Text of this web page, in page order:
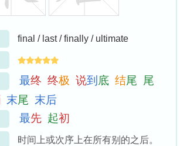
final / last / finally / ultimate
最终 终极 说到 底 结尾
尾
末尾 末后
最先 起初
时间上或次序上在所有别的之后。